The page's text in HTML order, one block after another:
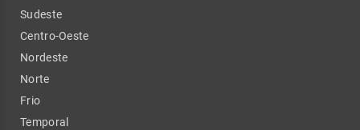
Sudeste
Centro-Oeste
Nordeste
Norte
Frio
Temporal